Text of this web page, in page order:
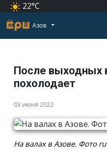
22°C
Азов
После выходных
похолодает
03 июня 2022
На валах в Азове. Фото